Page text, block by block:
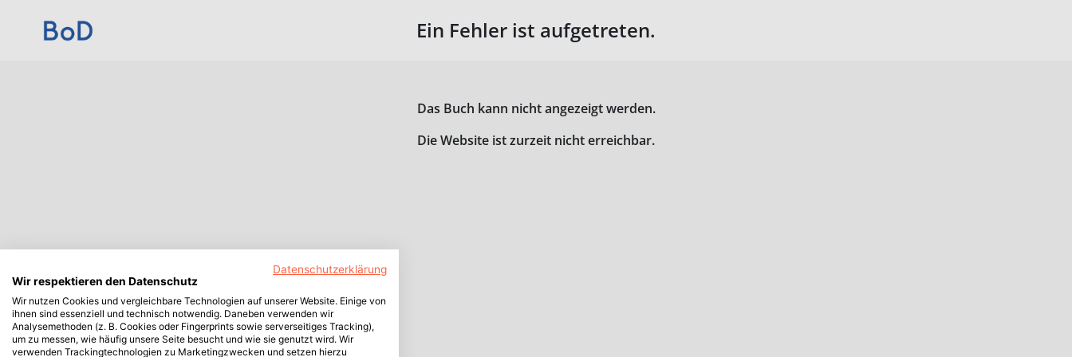
Ein Fehler ist aufgetreten.
Das Buch kann nicht angezeigt werden.
Die Website ist zurzeit nicht erreichbar.
Datenschutzerklärung
Wir respektieren den Datenschutz
Wir nutzen Cookies und vergleichbare Technologien auf unserer Website. Einige von
ihnen sind essenziell und technisch notwendig. Daneben verwenden wir
Analysemethoden (z. B. Cookies oder Fingerprints sowie serverseitiges Tracking),
um zu messen, wie häufig unsere Seite besucht und wie sie genutzt wird. Wir
verwenden Trackingtechnologien zu Marketingzwecken und setzen hierzu